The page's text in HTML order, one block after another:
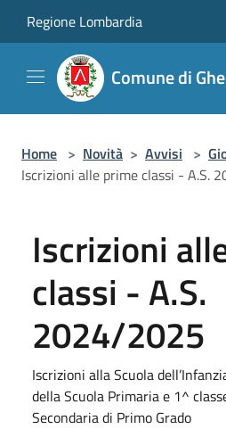
Regione Lombardia
Comune di
Home > Novità > Avvisi >
Iscrizioni alle prime classi - A.S.
Iscrizioni
classi - A.S.
2024/2025
Iscrizioni alla Scuola
della Scuola Primaria e 1^
Secondaria di Primo Grado